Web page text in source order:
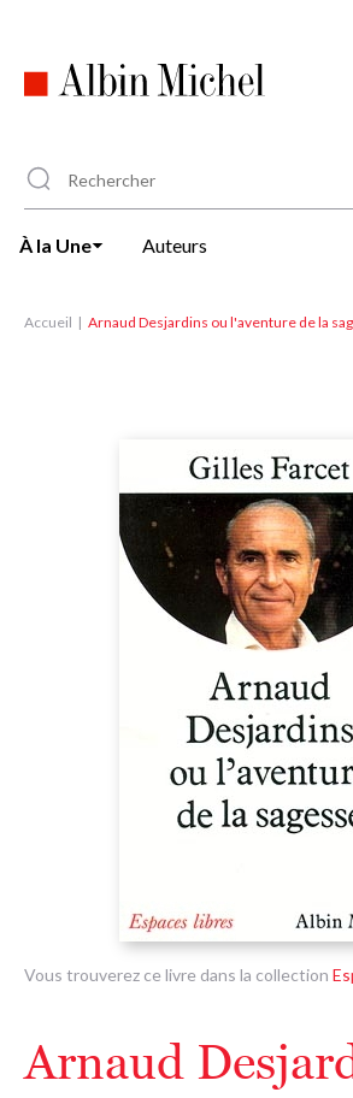
principal
À la Une Auteurs
Accueil Arnaud Desjardins ou l'aventure de la
Vous trouverez ce livre dans la collection
Arnaud